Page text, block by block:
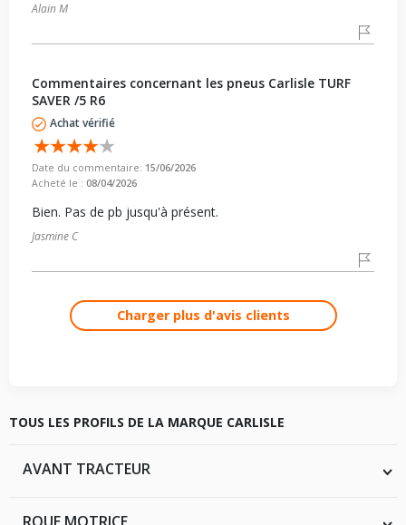
Alain M
Commentaires concernant les pneus Carlisle TURF
SAVER /5 R6
Achat vérifié
Date du commentaire: 15/06/2026
Acheté le : 08/04/2026
Bien. Pas de pb jusqu'à présent.
Jasmine C
Charger plus d'avis clients
TOUS LES PROFILS DE LA MARQUE CARLISLE
AVANT TRACTEUR